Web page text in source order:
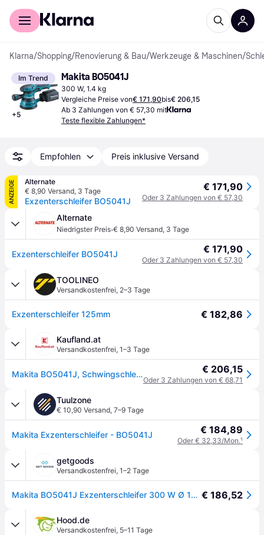
Für Shopper
Klarna/Shopping/Renovierung & Bau/Werkzeuge & Maschinen/
Im Trend
+5
Makita BO5041J
300 W, 1.4 kg
Vergleiche Preise von€ 171,90bis€ 206,15
Ab 3 Zahlungen von € 57,30 mit
Teste flexible Zahlungen*
Empfohlen Preis inklusive Versand
ANZEIGE
Alternate
€ 8,90 Versand, 3 Tage
Exzenterschleifer BO5041J
€ 171,90
Oder 3 Zahlungen von € 57,30
Alternate
Niedrigster Preis·€ 8,90 Versand, 3 Tage
Exzenterschleifer BO5041J € 171,90
Oder 3 Zahlungen von € 57,30
TOOLINEO
Versandkostenfrei, 2–3 Tage
Exzenterschleifer 125mm € 182,86
Kaufland.at
Versandkostenfrei, 1–3 Tage
Makita BO5041J, Schwingschleifer, 12000 OPM, 2,8 mm, 1,4 mm, AC, 2 m € 206,15
Oder 3 Zahlungen von € 68,71
Tuulzone
€ 10,90 Versand, 7–9 Tage
Makita Exzenterschleifer - BO5041J € 184,89
Oder € 32,33/Mon.¹
getgoods
Versandkostenfrei, 1–2 Tage
Makita BO5041J Exzenterschleifer 300 W Ø 125 mm € 186,52
Hood.de
Versandkostenfrei, 5–11 Tage